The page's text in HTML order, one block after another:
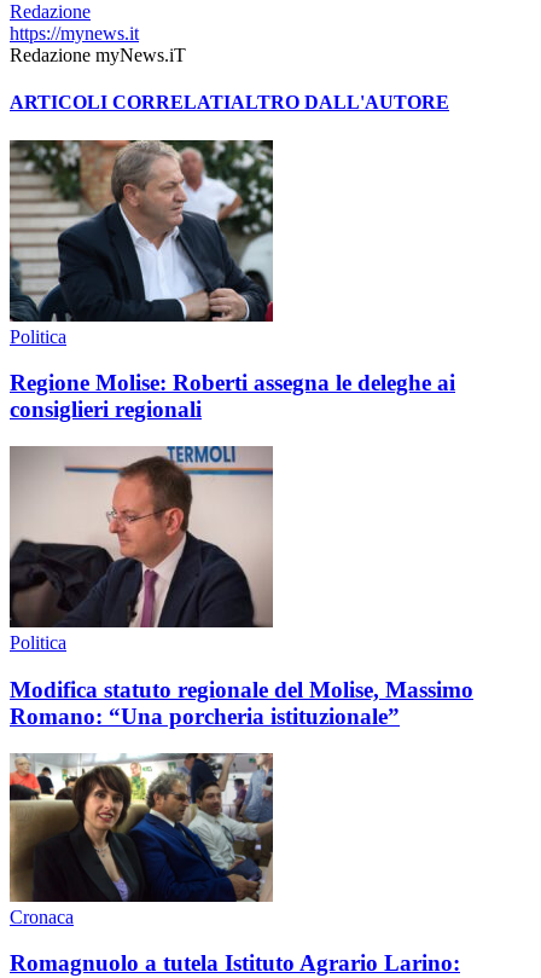
Redazione
https://mynews.it
Redazione myNews.iT
ARTICOLI CORRELATIALTRO DALL'AUTORE
Politica
Regione Molise: Roberti assegna le deleghe ai
consiglieri regionali
Politica
Modifica statuto regionale del Molise, Massimo
Romano: “Una porcheria istituzionale”
Cronaca
Romagnuolo a tutela Istituto Agrario Larino: